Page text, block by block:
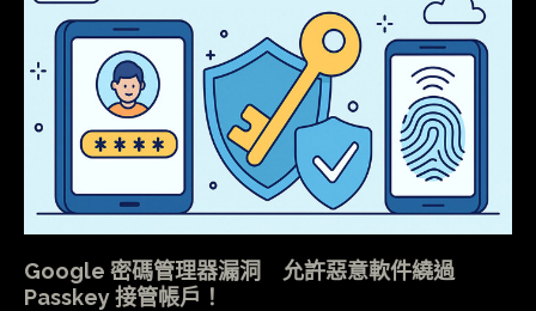
Google 密碼管理器漏洞 允許惡意軟件繞過
Passkey 接管帳戶！